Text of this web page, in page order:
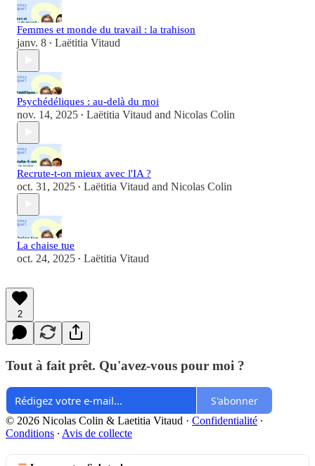
Femmes et monde du travail : la trahison
janv. 8 • Laëtitia Vitaud
Psychédéliques : au-delà du moi
nov. 14, 2025 • Laëtitia Vitaud and Nicolas Colin
Recrute-t-on mieux avec l'IA ?
oct. 31, 2025 • Laëtitia Vitaud and Nicolas Colin
La chaise tue
oct. 24, 2025 • Laëtitia Vitaud
2
Tout à fait prêt. Qu'avez-vous pour moi ?
S'abonner
© 2026 Nicolas Colin & Laetitia Vitaud · Confidentialité ∙
Conditions ∙ Avis de collecte